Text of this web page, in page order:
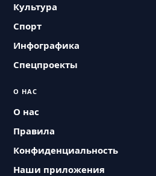
Культура
Спорт
Инфографика
Спецпроекты
О НАС
О нас
Правила
Конфиденциальность
Наши приложения